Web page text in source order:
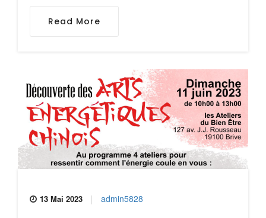
Read More
13 Mai 2023 admin5828